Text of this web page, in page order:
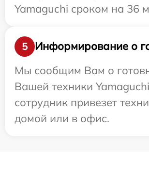
Yamaguchi сроком на 36
5
Информирование о
Мы сообщим Вам о
Вашей техники
сотрудник привезет
домой или в офис.